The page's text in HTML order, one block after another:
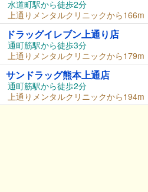
水道町駅から徒歩2分
上通りメンタルクリニックから166m
ドラッグイレブン上通り店
通町筋駅から徒歩3分
上通りメンタルクリニックから179m
サンドラッグ熊本上通店
通町筋駅から徒歩2分
上通りメンタルクリニックから194m